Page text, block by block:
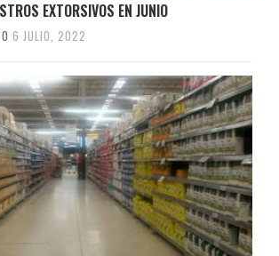
EXTORSIVOS EN JUNIO
6 JULIO, 2022